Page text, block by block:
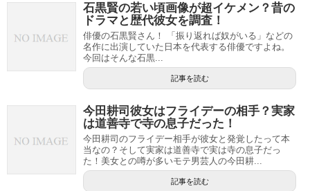
石黒賢の若い頃画像が超イケメン？昔の
ドラマと歴代彼女を調査！
俳優の石黒賢さん！ 「振り返れば奴がいる」などの
名作に出演していた日本を代表する俳優ですよね。
今回はそんな石黒...
記事を読む
今田耕司彼女はフライデーの相手？実家
は道善寺で寺の息子だった！
今田耕司のフライデー相手が彼女と発覚したって本
当なの？そして実家は道善寺で実は寺の息子だっ
た！美女との噂が多いモテ男芸人の今田耕...
記事を読む